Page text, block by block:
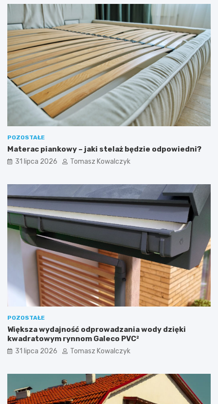
POZOSTAŁE
Materac piankowy – jaki stelaż będzie odpowiedni?
31 lipca 2026 Tomasz Kowalczyk
POZOSTAŁE
Większa wydajność odprowadzania wody dzięki
kwadratowym rynnom Galeco PVC²
31 lipca 2026 Tomasz Kowalczyk